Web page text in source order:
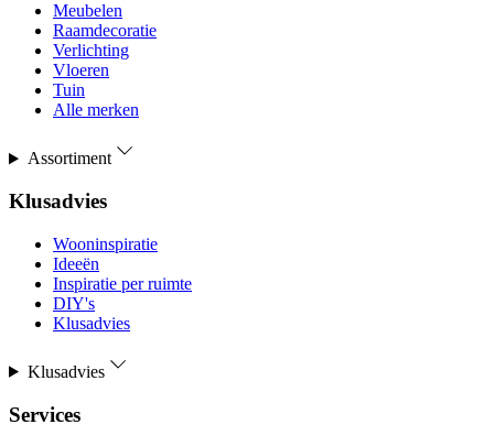
Meubelen
Raamdecoratie
Verlichting
Vloeren
Tuin
Alle merken
Assortiment
Klusadvies
Wooninspiratie
Ideeën
Inspiratie per ruimte
DIY's
Klusadvies
Klusadvies
Services